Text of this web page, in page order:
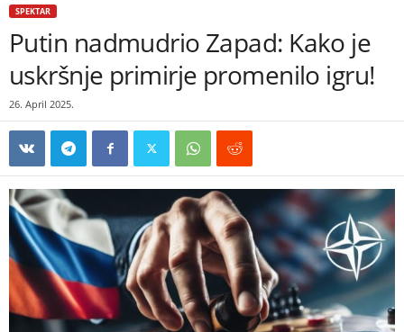
SPEKTAR
Putin nadmudrio Zapad: Kako je
uskršnje primirje promenilo igru!
26. April 2025.